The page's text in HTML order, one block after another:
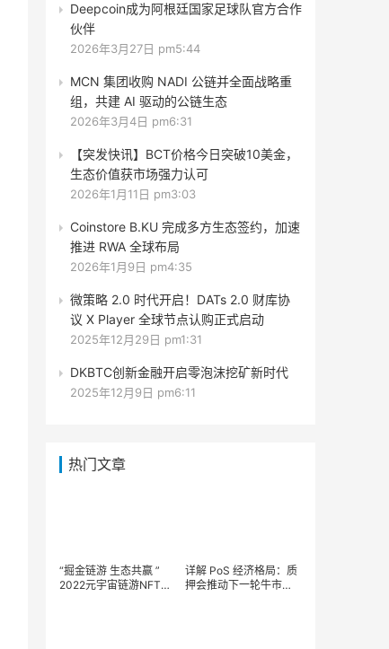
Deepcoin成为阿根廷国家足球队官方合作
伙伴
2026年3月27日 pm5:44
MCN 集团收购 NADI 公链并全面战略重
组，共建 AI 驱动的公链生态
2026年3月4日 pm6:31
【突发快讯】BCT价格今日突破10美金，
生态价值获市场强力认可
2026年1月11日 pm3:03
Coinstore B.KU 完成多方生态签约，加速
推进 RWA 全球布局
2026年1月9日 pm4:35
微策略 2.0 时代开启！DATs 2.0 财库协
议 X Player 全球节点认购正式启动
2025年12月29日 pm1:31
DKBTC创新金融开启零泡沫挖矿新时代
2025年12月9日 pm6:11
热门文章
“掘金链游 生态共赢 ”
2022元宇宙链游NFT生
详解 PoS 经济格局：质
押会推动下一轮牛市